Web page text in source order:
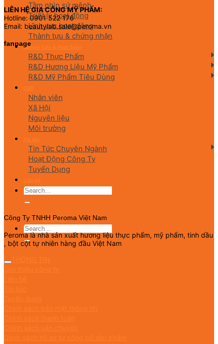
Tầm nhìn sứ mệnh
Triết lý hoạt động
Lĩnh vực hoạt động
Thành tựu & chứng nhận
Nghiên Cứu & Phát Triển
R&D Thực Phẩm
R&D Hương Liệu Mỹ Phẩm
R&D Mỹ Phẩm Tiêu Dùng
Nhân viên
Xã Hội
Nguyên liệu
Môi trường
Tin Tức Chuyên Ngành
Hoạt Động Công Ty
Tuyển Dụng
English
LIÊN HỆ GIA CÔNG MỸ PHẨM:
Hotline: 0901 522 176
Email: beautylab.sale@peroma.vn
fanpage
Công Ty TNHH Peroma Việt Nam
Peroma là nhà sản xuất hương liệu thực phẩm, mỹ phẩm, tinh dầu
, bột cột tự nhiên hàng đầu Việt Nam